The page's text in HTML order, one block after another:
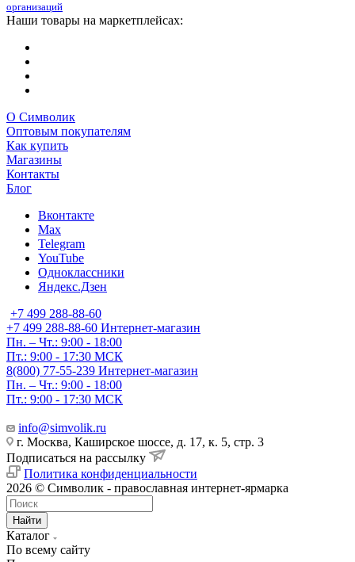
организаций
Наши товары на маркетплейсах:
О Символик
Оптовым покупателям
Как купить
Магазины
Контакты
Блог
Вконтакте
Max
Telegram
YouTube
Одноклассники
Яндекс.Дзен
+7 499 288-88-60
+7 499 288-88-60 Интернет-магазин
Пн. – Чт.: 9:00 - 18:00
Пт.: 9:00 - 17:30 МСК
8(800) 77-55-239 Интернет-магазин
Пн. – Чт.: 9:00 - 18:00
Пт.: 9:00 - 17:30 МСК
info@simvolik.ru
г. Москва, Каширское шоссе, д. 17, к. 5, стр. 3
Подписаться на рассылку
Политика конфиденциальности
2026 © Символик - православная интернет-ярмарка
Найти
Каталог
По всему сайту